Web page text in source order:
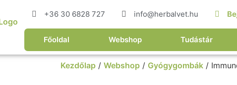
+36 30 6828 727 info@herbalvet.hu
Főoldal Webshop Tudástár
Kezdőlap / Webshop / Gyógygombák /